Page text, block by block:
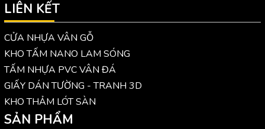
LIÊN KẾT
CỬA NHỰA VÂN GỖ
KHO TẤM NANO LAM SÓNG
TẤM NHỰA PVC VÂN ĐÁ
GIẤY DÁN TƯỜNG - TRANH 3D
KHO THẢM LÓT SÀN
SẢN PHẨM